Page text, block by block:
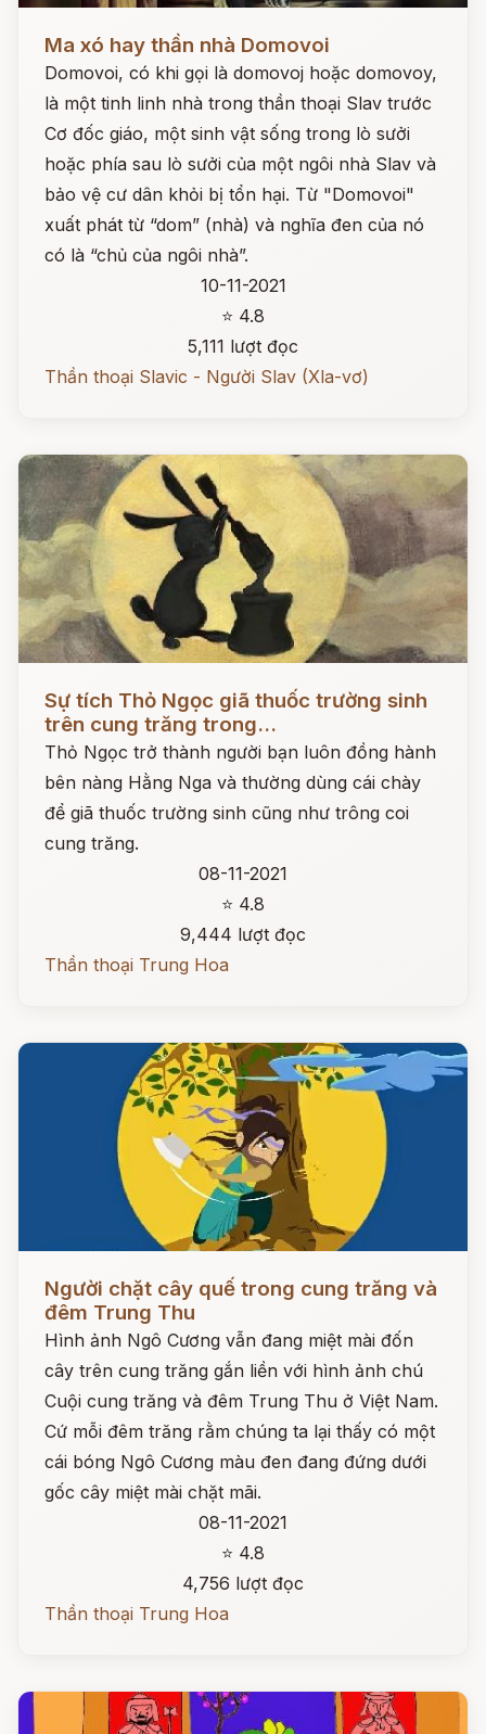
Ma xó hay thần nhà Domovoi
Domovoi, có khi gọi là domovoj hoặc domovoy,
là một tinh linh nhà trong thần thoại Slav trước
Cơ đốc giáo, một sinh vật sống trong lò sưởi
hoặc phía sau lò sưởi của một ngôi nhà Slav và
bảo vệ cư dân khỏi bị tổn hại. Từ "Domovoi"
xuất phát từ “dom” (nhà) và nghĩa đen của nó
có là “chủ của ngôi nhà”.
10-11-2021
⭐ 4.8
5,111 lượt đọc
Thần thoại Slavic - Người Slav (Xla-vơ)
Sự tích Thỏ Ngọc giã thuốc trường sinh
trên cung trăng trong...
Thỏ Ngọc trở thành người bạn luôn đồng hành
bên nàng Hằng Nga và thường dùng cái chày
để giã thuốc trường sinh cũng như trông coi
cung trăng.
08-11-2021
⭐ 4.8
9,444 lượt đọc
Thần thoại Trung Hoa
Người chặt cây quế trong cung trăng và
đêm Trung Thu
Hình ảnh Ngô Cương vẫn đang miệt mài đốn
cây trên cung trăng gắn liền với hình ảnh chú
Cuội cung trăng và đêm Trung Thu ở Việt Nam.
Cứ mỗi đêm trăng rằm chúng ta lại thấy có một
cái bóng Ngô Cương màu đen đang đứng dưới
gốc cây miệt mài chặt mãi.
08-11-2021
⭐ 4.8
4,756 lượt đọc
Thần thoại Trung Hoa